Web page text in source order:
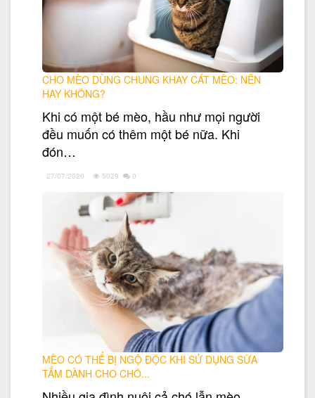
CHO MÈO DÙNG CHUNG KHAY CÁT MÈO: NÊN
HAY KHÔNG?
Khi có một bé mèo, hầu như mọi người
đều muốn có thêm một bé nữa. Khi
đón…
27/07/2020 5029 0
MÈO CÓ THỂ BỊ NGỘ ĐỘC KHI SỬ DỤNG SỮA
TẮM DÀNH CHO CHÓ...